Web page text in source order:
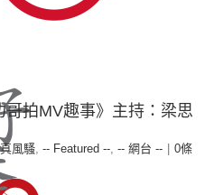
哥拍MV趣事》主持：梁思
風騷, -- Featured --, -- 網台 --
0條